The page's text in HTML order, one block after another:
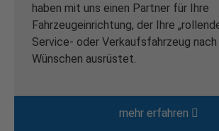
haben mit uns einen Partner für Ihre
Fahrzeugeinrichtung, der Ihre
Service- oder Verkaufsfahrzeug nach
Wünschen ausrüstet.
mehr erfahren